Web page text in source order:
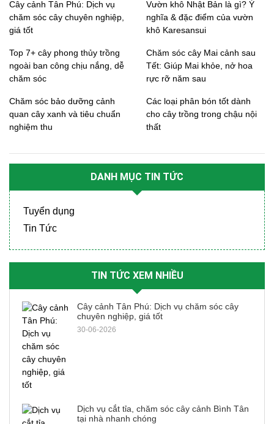
Cây cảnh Tân Phú: Dịch vụ
chăm sóc cây chuyên nghiệp,
giá tốt
Vườn khô Nhật Bản là gì? Ý
nghĩa & đặc điểm của vườn
khô Karesansui
Top 7+ cây phong thủy trồng
ngoài ban công chịu nắng, dễ
chăm sóc
Chăm sóc cây Mai cảnh sau
Tết: Giúp Mai khỏe, nở hoa
rực rỡ năm sau
Chăm sóc bảo dưỡng cảnh
quan cây xanh và tiêu chuẩn
nghiệm thu
Các loại phân bón tốt dành
cho cây trồng trong chậu nội
thất
DANH MỤC TIN TỨC
Tuyển dụng
Tin Tức
TIN TỨC XEM NHIỀU
Cây cảnh Tân Phú: Dịch vụ chăm sóc cây
chuyên nghiệp, giá tốt
30-06-2026
Dịch vụ cắt tỉa, chăm sóc cây cảnh Bình Tân
tại nhà nhanh chóng